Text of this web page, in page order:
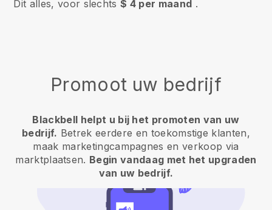
Dit alles, voor slechts$ 4 per maand .
Promoot uw bedrijf
Blackbell helpt u bij het promoten van uw
bedrijf. Betrek eerdere en toekomstige klanten,
maak marketingcampagnes en verkoop via
marktplaatsen. Begin vandaag met het upgraden
van uw bedrijf.